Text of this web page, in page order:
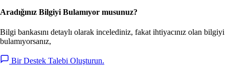
Aradığınız Bilgiyi Bulamıyor musunuz?
Bilgi bankasını detaylı olarak incelediniz, fakat ihtiyacınız olan bilgiyi
bulamıyorsanız,
Bir Destek Talebi Oluşturun.